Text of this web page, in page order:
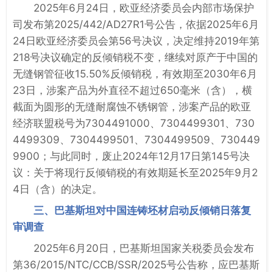
2025年6月24日，欧亚经济委员会内部市场保护
司发布第2025/442/AD27R1号公告，依据2025年6月
24日欧亚经济委员会第56号决议，决定维持2019年第
218号决议确定的反倾销税不变，继续对原产于中国的
无缝钢管征收15.50%反倾销税，有效期至2030年6月
23日，涉案产品为外直径不超过650毫米（含），横
截面为圆形的无缝耐腐蚀不锈钢管，涉案产品的欧亚
经济联盟税号为7304491000、7304499301、730
4499309、7304499501、7304499509、730449
9900；与此同时，废止2024年12月17日第145号决
议：关于将现行反倾销税的有效期延长至2025年9月2
4日（含）的决定。
三、巴基斯坦对中国连铸坯材启动反倾销日落复
审调查
2025年6月20日，巴基斯坦国家关税委员会发布
第36/2015/NTC/CCB/SSR/2025号公告称，应巴基斯